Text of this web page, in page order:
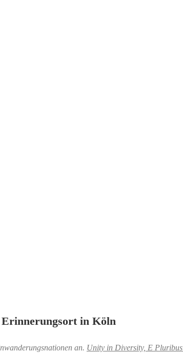
Erinnerungsort in Köln
an. Unity in Diversity, E